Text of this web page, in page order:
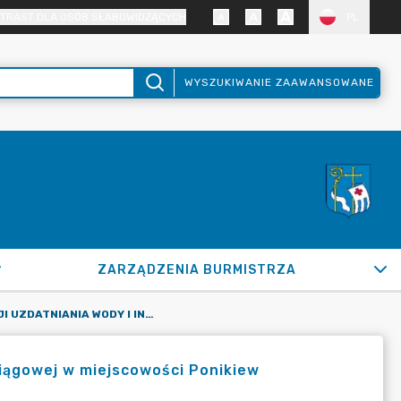
WYSZUKIWANIE ZAAWANSOWANE
ZARZĄDZENIA BURMISTRZA
BUDOWA STACJI UZDATNIANIA WODY I INFRASTRUKTURY WODOCIĄGOWEJ W MIEJSCOWOŚCI PONIKIEW ZZP.271.30.2023
w miejscowości Ponikiew